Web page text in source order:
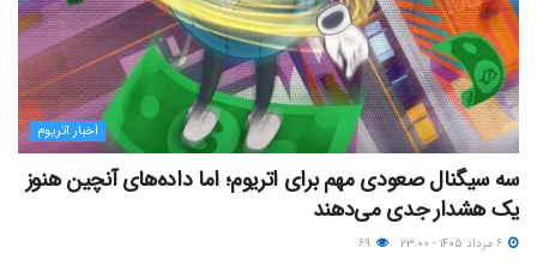
اخبار اتریوم
سه سیگنال صعودی مهم برای اتریوم؛ اما داده‌های آنچین هنوز
یک هشدار جدی می‌دهند